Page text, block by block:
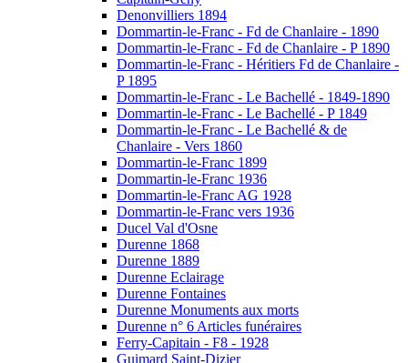
Denonvilliers 1894
Dommartin-le-Franc - Fd de Chanlaire - 1890
Dommartin-le-Franc - Fd de Chanlaire - P 1890
Dommartin-le-Franc - Héritiers Fd de Chanlaire -
P 1895
Dommartin-le-Franc - Le Bachellé - 1849-1890
Dommartin-le-Franc - Le Bachellé - P 1849
Dommartin-le-Franc - Le Bachellé & de
Chanlaire - Vers 1860
Dommartin-le-Franc 1899
Dommartin-le-Franc 1936
Dommartin-le-Franc AG 1928
Dommartin-le-Franc vers 1936
Ducel Val d'Osne
Durenne 1868
Durenne 1889
Durenne Eclairage
Durenne Fontaines
Durenne Monuments aux morts
Durenne n° 6 Articles funéraires
Ferry-Capitain - F8 - 1928
Guimard Saint-Dizier